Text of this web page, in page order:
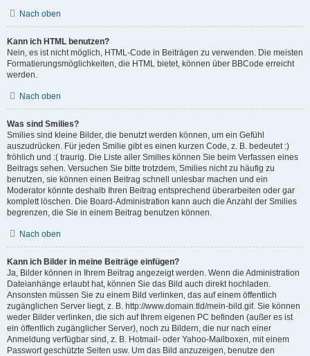
Nach oben
Kann ich HTML benutzen?
Nein, es ist nicht möglich, HTML-Code in Beiträgen zu verwenden. Die meisten
Formatierungsmöglichkeiten, die HTML bietet, können über BBCode erreicht
werden.
Nach oben
Was sind Smilies?
Smilies sind kleine Bilder, die benutzt werden können, um ein Gefühl
auszudrücken. Für jeden Smilie gibt es einen kurzen Code, z. B. bedeutet :)
fröhlich und :( traurig. Die Liste aller Smilies können Sie beim Verfassen eines
Beitrags sehen. Versuchen Sie bitte trotzdem, Smilies nicht zu häufig zu
benutzen, sie können einen Beitrag schnell unlesbar machen und ein
Moderator könnte deshalb Ihren Beitrag entsprechend überarbeiten oder gar
komplett löschen. Die Board-Administration kann auch die Anzahl der Smilies
begrenzen, die Sie in einem Beitrag benutzen können.
Nach oben
Kann ich Bilder in meine Beiträge einfügen?
Ja, Bilder können in Ihrem Beitrag angezeigt werden. Wenn die Administration
Dateianhänge erlaubt hat, können Sie das Bild auch direkt hochladen.
Ansonsten müssen Sie zu einem Bild verlinken, das auf einem öffentlich
zugänglichen Server liegt, z. B. http://www.domain.tld/mein-bild.gif. Sie können
weder Bilder verlinken, die sich auf Ihrem eigenen PC befinden (außer es ist
ein öffentlich zugänglicher Server), noch zu Bildern, die nur nach einer
Anmeldung verfügbar sind, z. B. Hotmail- oder Yahoo-Mailboxen, mit einem
Passwort geschützte Seiten usw. Um das Bild anzuzeigen, benutze den